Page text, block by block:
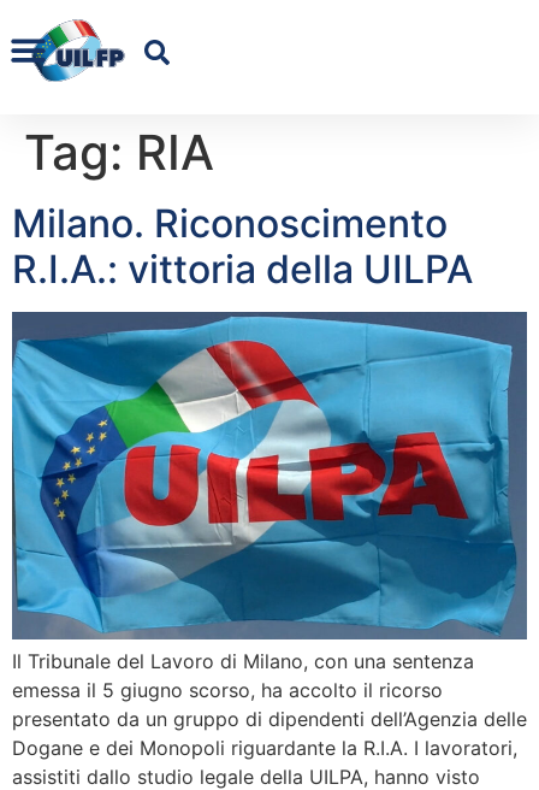
Tag: RIA
Milano. Riconoscimento
R.I.A.: vittoria della UILPA
Il Tribunale del Lavoro di Milano, con una sentenza
emessa il 5 giugno scorso, ha accolto il ricorso
presentato da un gruppo di dipendenti dell’Agenzia delle
Dogane e dei Monopoli riguardante la R.I.A. I lavoratori,
assistiti dallo studio legale della UILPA, hanno visto